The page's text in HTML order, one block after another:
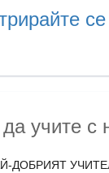
се
учите с
ДОБРИЯТ